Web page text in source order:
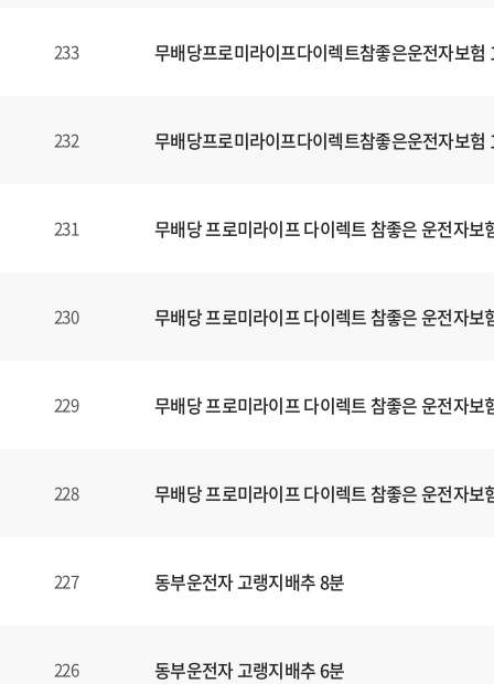
233 무배당프로미라이프다이렉트참좋은운전자보험
232 무배당프로미라이프다이렉트참좋은운전자보험
231 무배당 프로미라이프 다이렉트 참좋은 운전자보
230 무배당 프로미라이프 다이렉트 참좋은 운전자보
229 무배당 프로미라이프 다이렉트 참좋은 운전자보
228 무배당 프로미라이프 다이렉트 참좋은 운전자보
227 동부운전자 고랭지배추 8분
226 동부운전자 고랭지배추 6분